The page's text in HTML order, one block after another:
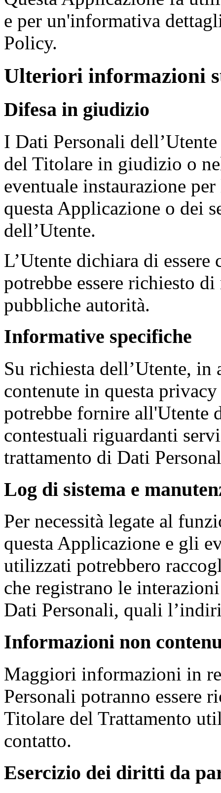
e per un'informativa
Policy.
Ulteriori informazioni
Difesa in giudizio
I Dati Personali
del Titolare in giudizio o
eventuale instaurazione
questa Applicazione o dei
dell’Utente.
L’Utente dichiara di
potrebbe essere richiesto
pubbliche autorità.
Informative specifiche
Su richiesta dell’Utente,
contenute in questa
potrebbe fornire all'Utente
contestuali riguardanti
trattamento di Dati
Log di sistema e
Per necessità legate al
questa Applicazione e gli
utilizzati potrebbero
che registrano le
Dati Personali, quali
Informazioni non
Maggiori informazioni in
Personali potranno essere
Titolare del Trattamento
contatto.
Esercizio dei diritti da